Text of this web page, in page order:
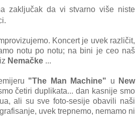
zaključak da vi stvarno više niste
Koncert je uvek različit,
notu po notu; na bini je ceo naš
Nemačke ...
"The Man Machine" u
New
četiri duplikata... dan kasnije smo
ali su sve foto-sesije obavili naši
uvek trepnemo, nemamo ni